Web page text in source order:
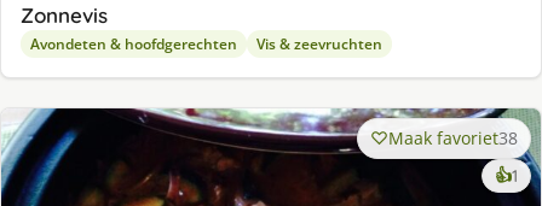
Zonnevis
Avondeten & hoofdgerechten Vis & zeevruchten
Maak favoriet38
👍1